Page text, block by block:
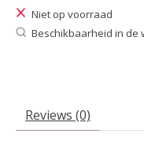
Niet op voorraad
Beschikbaarheid in de
Reviews (0)